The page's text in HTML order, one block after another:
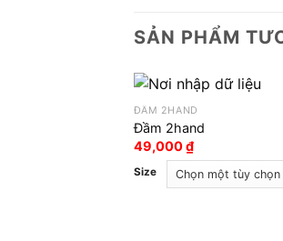
SẢN PHẨM
ĐẦM 2HAND
Đầm 2hand
49,000₫
Size